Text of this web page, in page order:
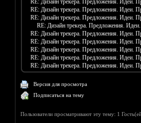
RE: Дизайн трекера. Предложения. Идеи.
RE: Дизайн трекера. Предложения. Идеи.
RE: Дизайн трекера. Предложения. Идеи.
RE: Дизайн трекера. Предложения.
RE: Дизайн трекера. Предложения. Идеи.
RE: Дизайн трекера. Предложения. Идеи.
RE: Дизайн трекера. Предложения. Идеи.
RE: Дизайн трекера. Предложения. Идеи.
RE: Дизайн трекера. Предложения. Идеи.
Версия для просмотра
Подписаться на тему
Пользователи просматривают эту тему: 1